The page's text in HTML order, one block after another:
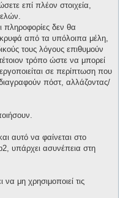
επί πλέον στοιχεία,
πληροφορίες δεν θα
από τα υπόλοιπα μέλη,
τους λόγους επιθυμούν
τρόπο ώστε να μπορεί
σε περίπτωση που
πόστ, αλλάζοντας/
αυτό να φαίνεται στο
υπάρχει ασυνέπεια στη
μη χρησιμοποιεί τις